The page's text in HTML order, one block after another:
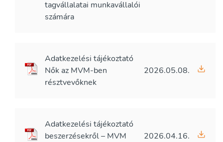
tagvállalatai munkavállalói
számára
Adatkezelési tájékoztató
Nők az MVM-ben
résztvevőknek
2026.05.08.
Adatkezelési tájékoztató
beszerzésekről – MVM
2026.04.16.